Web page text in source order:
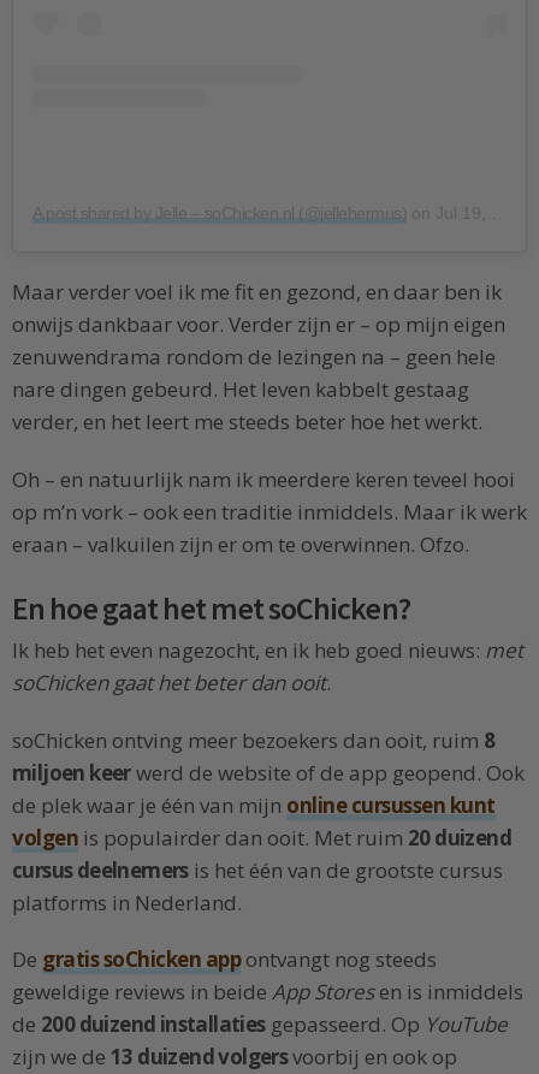
A post shared by Jelle – soChicken.nl (@jellehermus) on Jul 19, 2018 at 1:22am PDT
Maar verder voel ik me fit en gezond, en daar ben ik
onwijs dankbaar voor. Verder zijn er – op mijn eigen
zenuwendrama rondom de lezingen na – geen hele
nare dingen gebeurd. Het leven kabbelt gestaag
verder, en het leert me steeds beter hoe het werkt.
Oh – en natuurlijk nam ik meerdere keren teveel hooi
op m’n vork – ook een traditie inmiddels. Maar ik werk
eraan – valkuilen zijn er om te overwinnen. Ofzo.
En hoe gaat het met soChicken?
Ik heb het even nagezocht, en ik heb goed nieuws: met
soChicken gaat het beter dan ooit.
soChicken ontving meer bezoekers dan ooit, ruim 8
miljoen keerwerd de website of de app geopend. Ook
de plek waar je één van mijn online cursussen kunt
volgen is populairder dan ooit. Met ruim 20 duizend
cursus deelnemersis het één van de grootste cursus
platforms in Nederland.
De gratis soChicken appontvangt nog steeds
geweldige reviews in beide App Storesen is inmiddels
de 200 duizend installatiesgepasseerd. Op YouTube
zijn we de 13 duizend volgersvoorbij en ook op